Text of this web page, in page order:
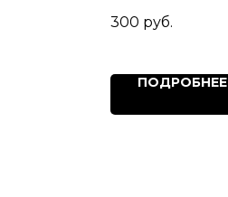
300 руб.
ПОДРОБНЕЕ